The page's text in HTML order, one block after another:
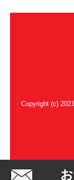
Copyright (c)